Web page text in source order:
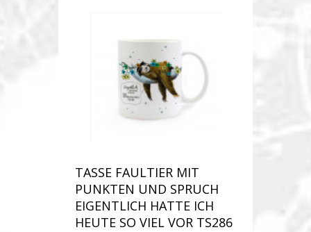
TASSE FAULTIER MIT
PUNKTEN UND SPRUCH
EIGENTLICH HATTE ICH
HEUTE SO VIEL VOR TS286